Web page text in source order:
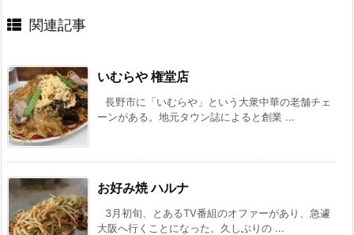
関連記事
いむらや 権堂店
長野市に「いむらや」という大衆中華の老舗チェ
ーンがある。地元タウン誌によると創業 ...
お好み焼 ハルナ
3月初旬、とあるTV番組のオファーがあり、急遽
大阪へ行くことになった。久しぶりの ...